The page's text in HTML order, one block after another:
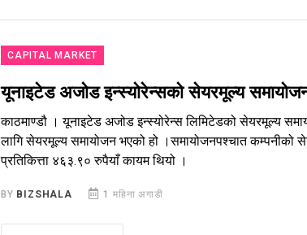
CAPITAL MARKET
यूनाइटेड अजोड इन्स्योरेन्सको सेयरमूल्य
काठमाण्डौ । यूनाइटेड अजोड इन्स्योरेन्स लिमिटेडको सेयरमूल्य
लागि सेयरमूल्य समायोजन भएको हो ।समायोजनपश्चात
प्रतिकित्ता ४६३.९० रुपैयाँ कायम थियो ।
BY BIZSHALA 1 महिना अगाडी